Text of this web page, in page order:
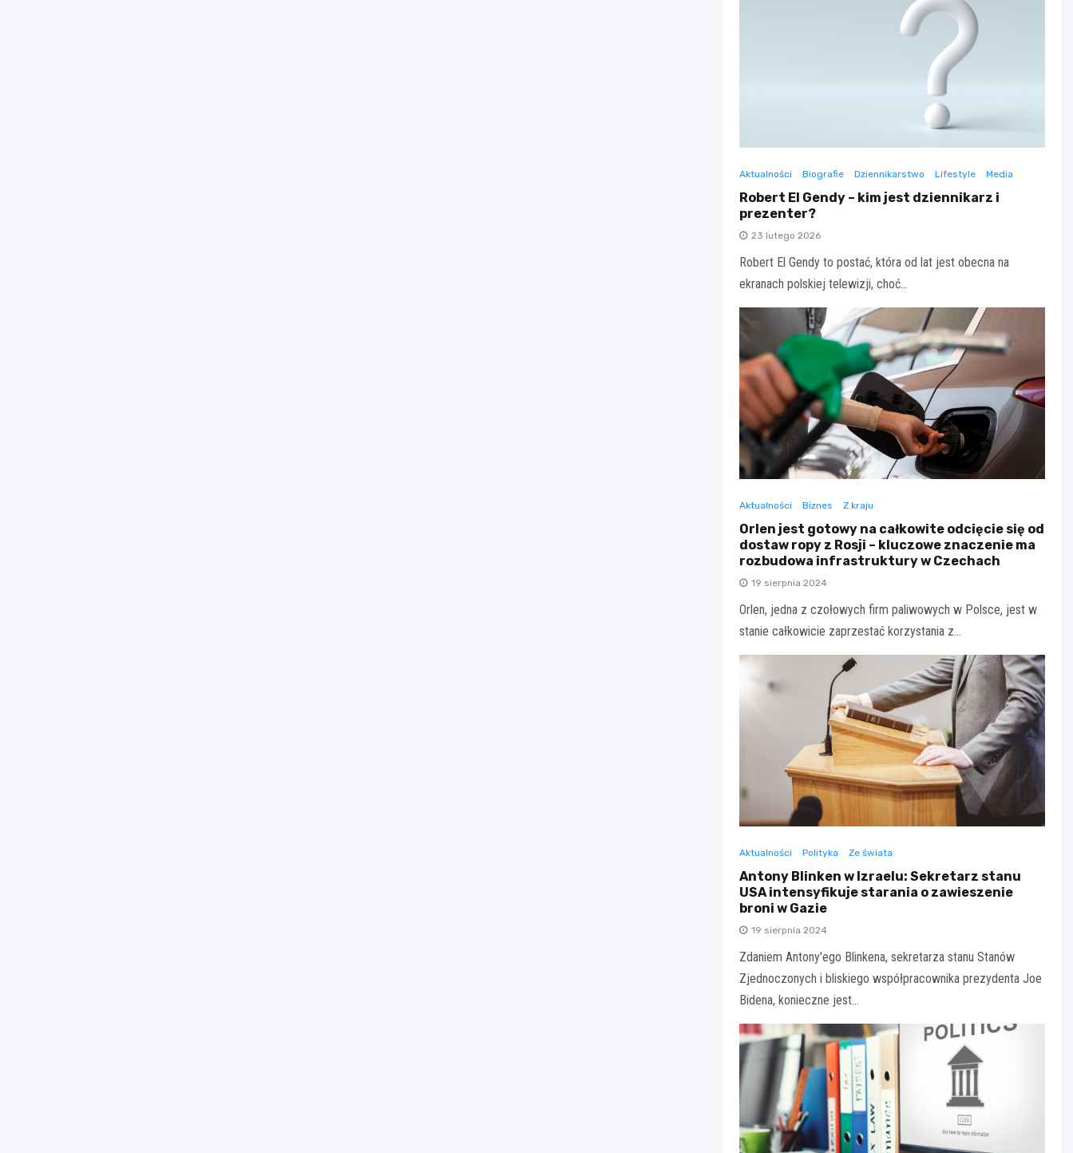
Aktualności Biografie Dziennikarstwo Lifestyle Media
Robert El Gendy – kim jest dziennikarz i
prezenter?
23 lutego 2026
Robert El Gendy to postać, która od lat jest obecna na
ekranach polskiej telewizji, choć…
Aktualności Biznes Z kraju
Orlen jest gotowy na całkowite odcięcie się od
dostaw ropy z Rosji – kluczowe znaczenie ma
rozbudowa infrastruktury w Czechach
19 sierpnia 2024
Orlen, jedna z czołowych firm paliwowych w Polsce, jest w
stanie całkowicie zaprzestać korzystania z…
Aktualności Polityka Ze świata
Antony Blinken w Izraelu: Sekretarz stanu
USA intensyfikuje starania o zawieszenie
broni w Gazie
19 sierpnia 2024
Zdaniem Antony'ego Blinkena, sekretarza stanu Stanów
Zjednoczonych i bliskiego współpracownika prezydenta Joe
Bidena, konieczne jest…